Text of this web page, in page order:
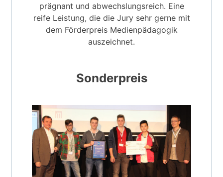
prägnant und abwechslungsreich. Eine
reife Leistung, die die Jury sehr gerne mit
dem Förderpreis Medienpädagogik
auszeichnet.
Sonderpreis